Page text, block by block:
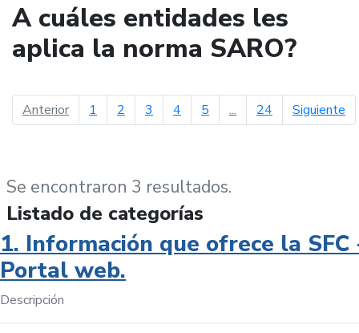
A cuáles entidades les
aplica la norma SARO?
Anteriorpágina anterior
1 2 3 4 5 ... 24 Siguiente
Se encontraron 3 resultados.
Listado de categorías
1. Información que ofrece la SFC
Portal web.
Descripción